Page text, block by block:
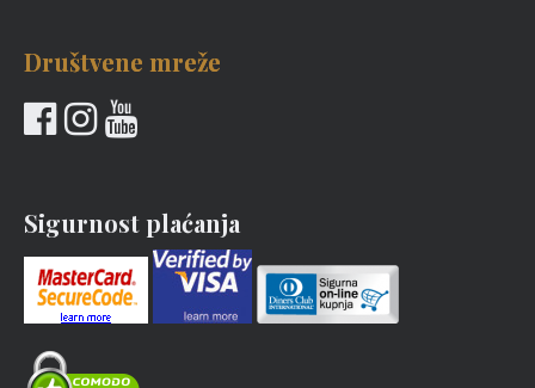
Društvene mreže
Sigurnost plaćanja